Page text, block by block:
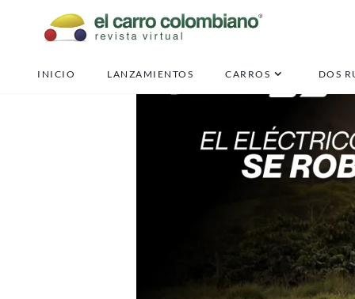
INICIO LANZAMIENTOS CARROS DOS